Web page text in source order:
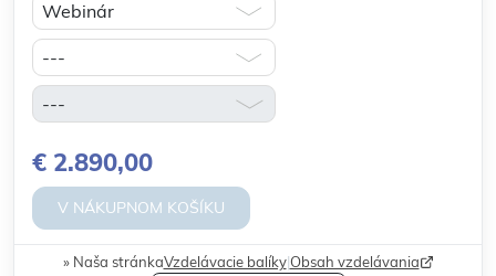
€ 2.890,00
V NÁKUPNOM KOŠÍKU
Naša stránkaVzdelávacie balíky|Obsah vzdelávania